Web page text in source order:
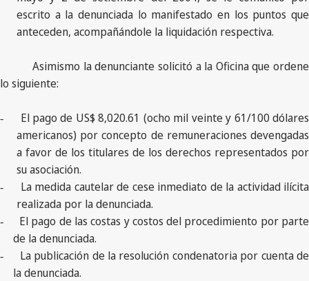
escrito a la denunciada lo manifestado en los puntos que
anteceden, acompañándole la liquidación respectiva.
Asimismo la denunciante solicitó a la Oficina que ordene
lo siguiente:
-
El pago de US$ 8,020.61 (ocho mil veinte y 61/100 dólares
americanos) por concepto de remuneraciones devengadas
a favor de los titulares de los derechos representados por
su asociación.
-
La medida cautelar de cese inmediato de la actividad ilícita
realizada por la denunciada.
-
El pago de las costas y costos del procedimiento por parte
de la denunciada.
-
La publicación de la resolución condenatoria por cuenta de
la denunciada.